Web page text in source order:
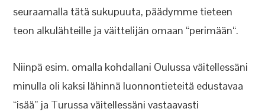
seuraamalla tätä sukupuuta, päädymme tieteen
teon alkulähteille ja väittelijän omaan “perimään“.
Niinpä esim. omalla kohdallani Oulussa väitellessäni
minulla oli kaksi lähinnä luonnontieteitä edustavaa
“isää” ja Turussa väitellessäni vastaavasti